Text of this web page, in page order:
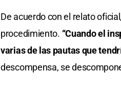
De acuerdo con el relato
procedimiento. “Cuando el
varias de las pautas que
descompensa, se